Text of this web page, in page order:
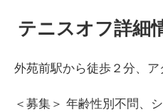
テニスオフ詳細
外苑前駅から徒歩２分、
＜募集＞ 年齢性別不問、